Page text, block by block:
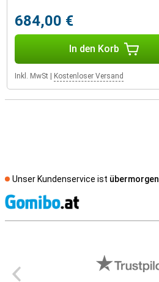
684,00 €
In den Korb
Inkl. MwSt Kostenloser Versand
Unser Kundenservice ist übermorgen